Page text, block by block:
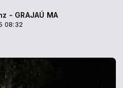
- GRAJAÚ MA
08:32